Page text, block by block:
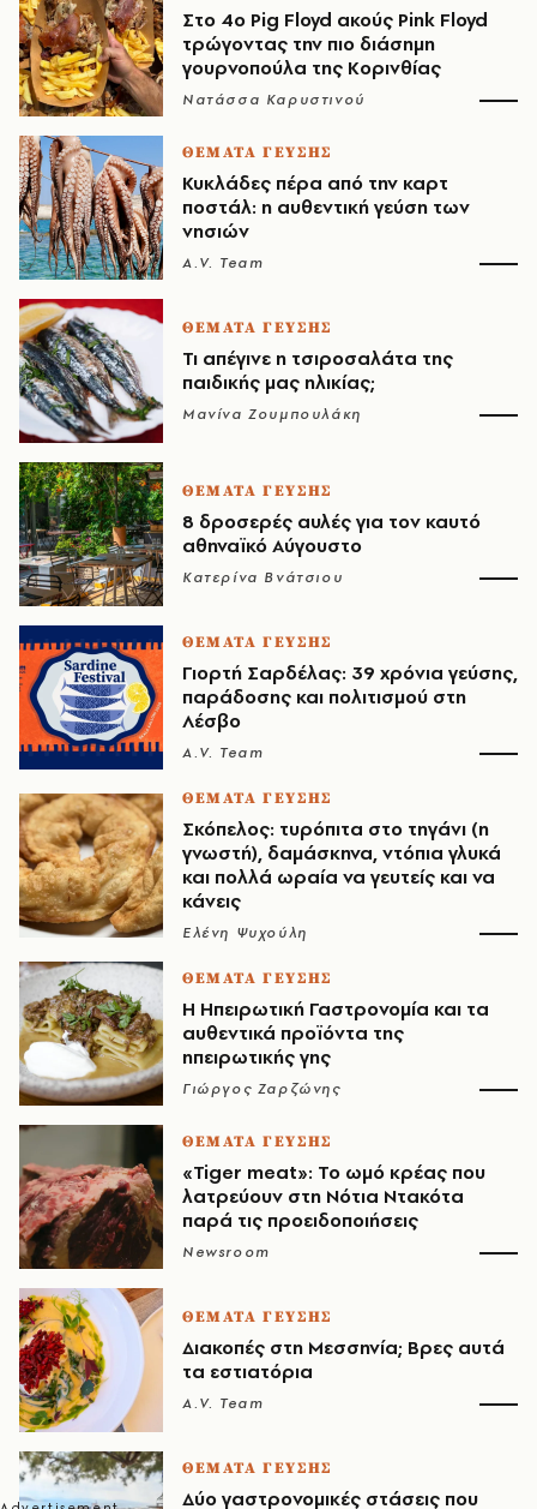
Στο 4ο Pig Floyd ακούς Pink Floyd
τρώγοντας την πιο διάσημη
γουρνοπούλα της Κορινθίας
Νατάσσα Καρυστινού
ΘΕΜΑΤΑ ΓΕΥΣΗΣ
Κυκλάδες πέρα από την καρτ
ποστάλ: η αυθεντική γεύση των
νησιών
A.V. Team
ΘΕΜΑΤΑ ΓΕΥΣΗΣ
Τι απέγινε η τσιροσαλάτα της
παιδικής μας ηλικίας;
Μανίνα Ζουμπουλάκη
ΘΕΜΑΤΑ ΓΕΥΣΗΣ
8 δροσερές αυλές για τον καυτό
αθηναϊκό Αύγουστο
Κατερίνα Βνάτσιου
ΘΕΜΑΤΑ ΓΕΥΣΗΣ
Γιορτή Σαρδέλας: 39 χρόνια γεύσης,
παράδοσης και πολιτισμού στη
Λέσβο
A.V. Team
ΘΕΜΑΤΑ ΓΕΥΣΗΣ
Σκόπελος: τυρόπιτα στο τηγάνι (η
γνωστή), δαμάσκηνα, ντόπια γλυκά
και πολλά ωραία να γευτείς και να
κάνεις
Ελένη Ψυχούλη
ΘΕΜΑΤΑ ΓΕΥΣΗΣ
Η Ηπειρωτική Γαστρονομία και τα
αυθεντικά προϊόντα της
ηπειρωτικής γης
Γιώργος Ζαρζώνης
ΘΕΜΑΤΑ ΓΕΥΣΗΣ
«Tiger meat»: Το ωμό κρέας που
λατρεύουν στη Νότια Ντακότα
παρά τις προειδοποιήσεις
Newsroom
ΘΕΜΑΤΑ ΓΕΥΣΗΣ
Διακοπές στη Μεσσηνία; Βρες αυτά
τα εστιατόρια
A.V. Team
ΘΕΜΑΤΑ ΓΕΥΣΗΣ
Δύο γαστρονομικές στάσεις που